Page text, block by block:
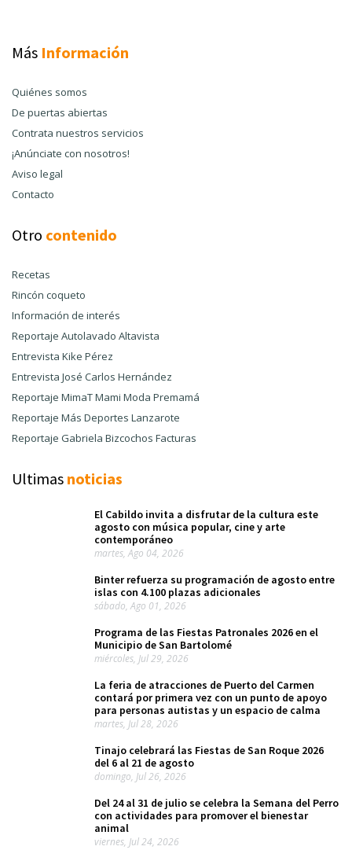
Más Información
Quiénes somos
De puertas abiertas
Contrata nuestros servicios
¡Anúnciate con nosotros!
Aviso legal
Contacto
Otro contenido
Recetas
Rincón coqueto
Información de interés
Reportaje Autolavado Altavista
Entrevista Kike Pérez
Entrevista José Carlos Hernández
Reportaje MimaT Mami Moda Premamá
Reportaje Más Deportes Lanzarote
Reportaje Gabriela Bizcochos Facturas
Ultimas noticias
El Cabildo invita a disfrutar de la cultura este
agosto con música popular, cine y arte
contemporáneo
martes, Ago 04, 2026
Binter refuerza su programación de agosto entre
islas con 4.100 plazas adicionales
sábado, Ago 01, 2026
Programa de las Fiestas Patronales 2026 en el
Municipio de San Bartolomé
miércoles, Jul 29, 2026
La feria de atracciones de Puerto del Carmen
contará por primera vez con un punto de apoyo
para personas autistas y un espacio de calma
martes, Jul 28, 2026
Tinajo celebrará las Fiestas de San Roque 2026
del 6 al 21 de agosto
domingo, Jul 26, 2026
Del 24 al 31 de julio se celebra la Semana del Perro
con actividades para promover el bienestar
animal
viernes, Jul 24, 2026